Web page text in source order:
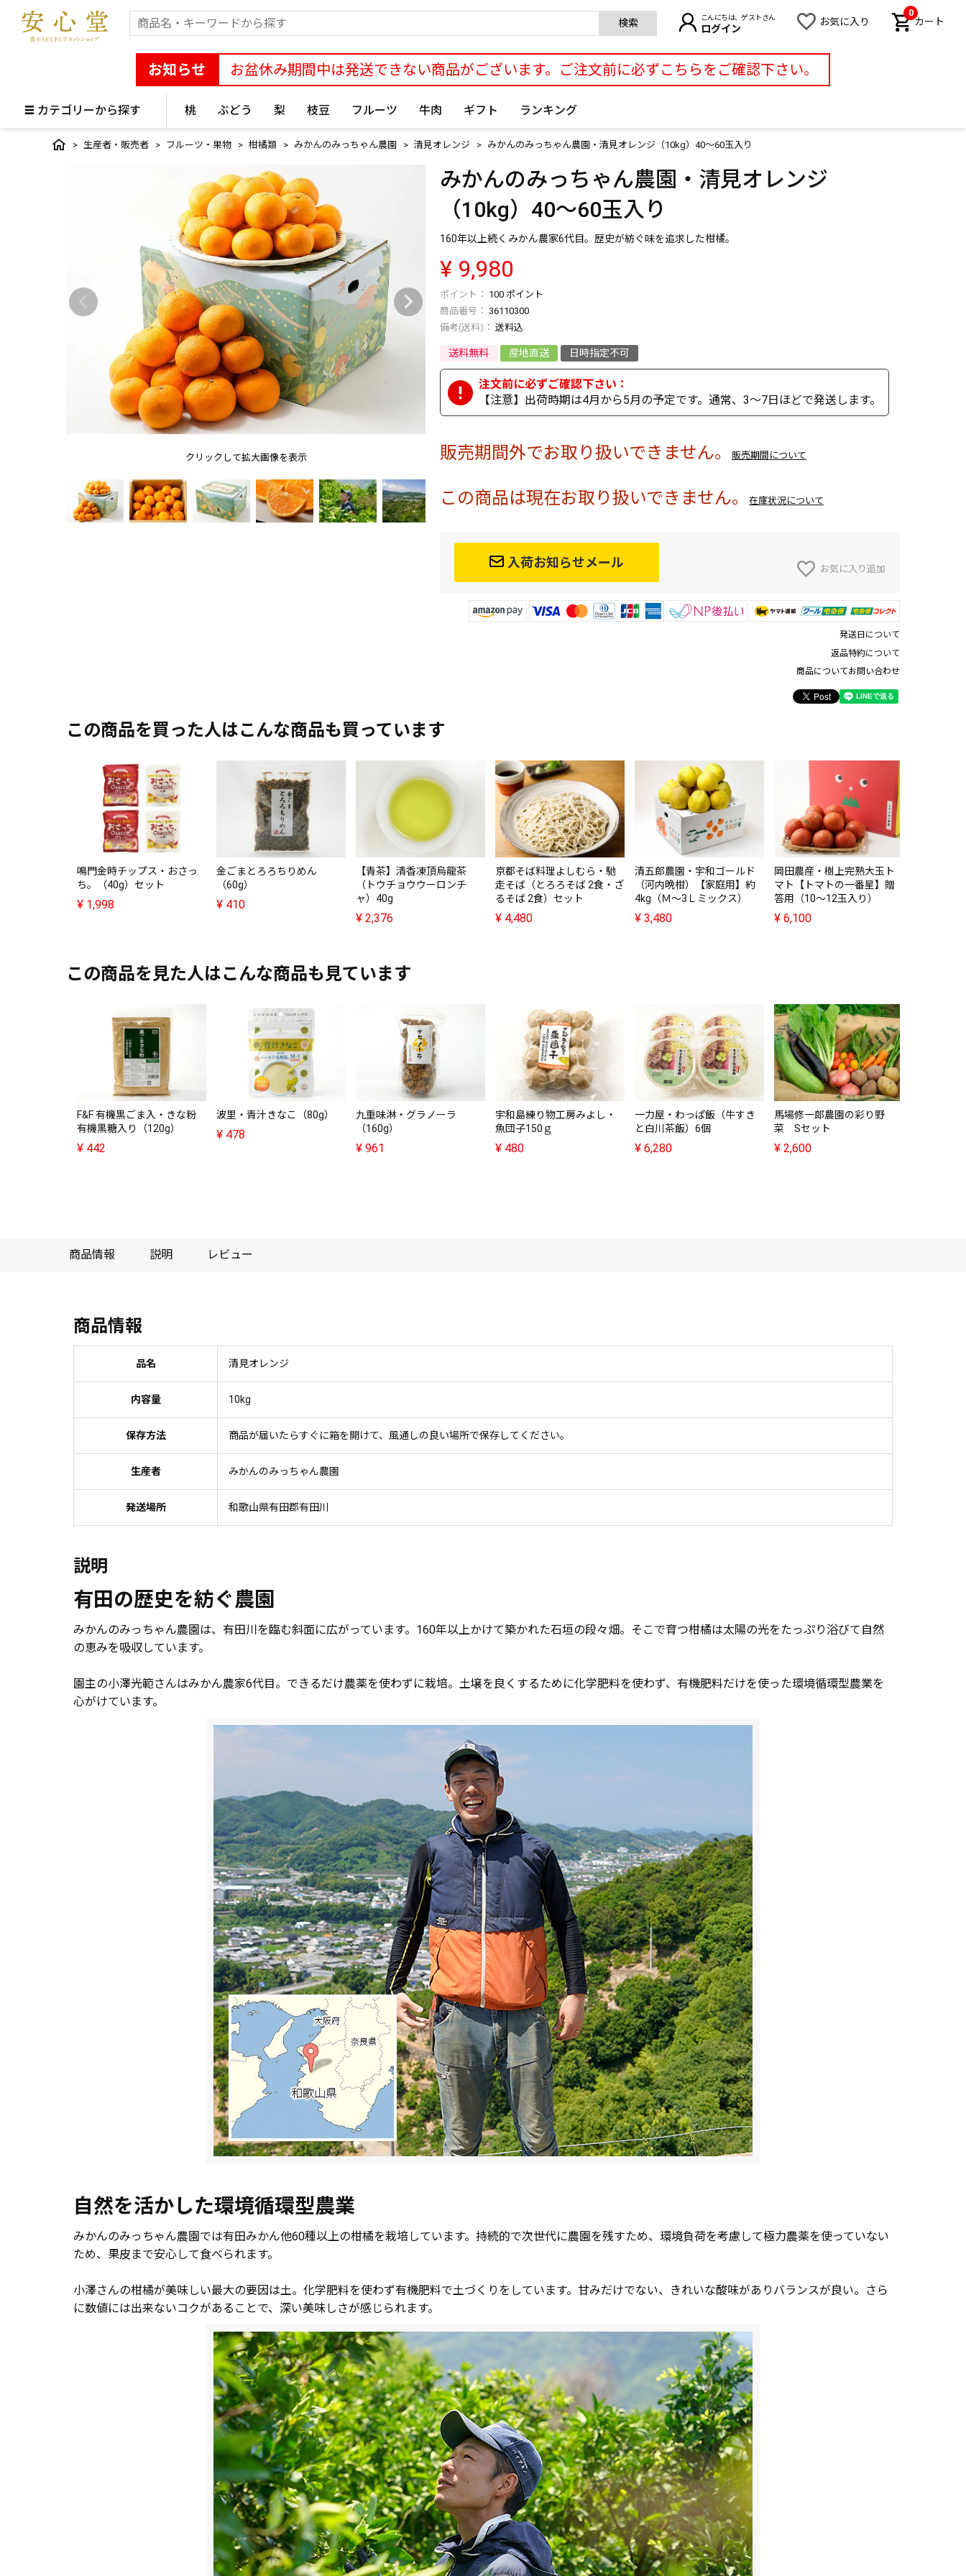
検索 こんにちは、ゲストさん
ログイン
お気に入り カート
0
お知らせ お盆休み期間中は発送できない商品がございます。ご注文前に必ずこちらをご確認下さい。
カテゴリーから探す 桃 ぶどう 梨 枝豆 フルーツ 牛肉 ギフト ランキング
生産者・販売者 フルーツ・果物 柑橘類 みかんのみっちゃん農園 清見オレンジ みかんのみっちゃん農園・清見オレンジ（10kg）40～60玉入り
クリックして拡大画像を表示
みかんのみっちゃん農園・清見オレンジ
（10kg）40～60玉入り
160年以上続くみかん農家6代目。歴史が紡ぐ味を追求した柑橘。
¥ 9,980
100 ポイント
商品番号
36110300
送料込
送料無料 産地直送 日時指定不可
【注意】出荷時期は4月から5月の予定です。通常、3～7日ほどで発送します。
販売期間外でお取り扱いできません。 販売期間について
この商品は現在お取り扱いできません。 在庫状況について
お気に入り追加
入荷お知らせメール
発送日について
返品特約について
商品についてお問い合わせ
この商品を買った人はこんな商品も買っています
鳴門金時チップス・おさっ
ち。（40g）セット
¥ 1,998
金ごまとろろちりめん
（60g）
¥ 410
【青茶】清香凍頂烏龍茶
（トウチョウウーロンチ
ャ）40g
¥ 2,376
京都そば料理よしむら・馳
走そば（とろろそば 2食・ざ
るそば 2食）セット
¥ 4,480
清五郎農園・宇和ゴールド
（河内晩柑）【家庭用】約
4kg（Ｍ～3Ｌミックス）
¥ 3,480
岡田農産・樹上完熟大玉ト
マト【トマトの一番星】贈
答用（10～12玉入り）
¥ 6,100
この商品を見た人はこんな商品も見ています
F&F 有機黒ごま入・きな粉
有機黒糖入り（120g）
¥ 442
波里・青汁きなこ（80g）
¥ 478
九重味淋・グラノーラ
（160g）
¥ 961
宇和島練り物工房みよし・
魚団子150ｇ
¥ 480
一力屋・わっぱ飯（牛すき
と白川茶飯）6個
¥ 6,280
馬場修一郎農園の彩り野
菜 Sセット
¥ 2,600
商品情報 説明 レビュー
商品情報
品名 清見オレンジ
内容量 10kg
保存方法 商品が届いたらすぐに箱を開けて、風通しの良い場所で保存してください。
生産者 みかんのみっちゃん農園
発送場所 和歌山県有田郡有田川
説明
有田の歴史を紡ぐ農園
みかんのみっちゃん農園は、有田川を臨む斜面に広がっています。160年以上かけて築かれた石垣の段々畑。そこで育つ柑橘は太陽の光をたっぷり浴びて自然
の恵みを吸収しています。
園主の小澤光範さんはみかん農家6代目。できるだけ農薬を使わずに栽培。土壌を良くするために化学肥料を使わず、有機肥料だけを使った環境循環型農業を
心がけています。
自然を活かした環境循環型農業
みかんのみっちゃん農園では有田みかん他60種以上の柑橘を栽培しています。持続的で次世代に農園を残すため、環境負荷を考慮して極力農薬を使っていない
ため、果皮まで安心して食べられます。
小澤さんの柑橘が美味しい最大の要因は土。化学肥料を使わず有機肥料で土づくりをしています。甘みだけでない、きれいな酸味がありバランスが良い。さら
に数値には出来ないコクがあることで、深い美味しさが感じられます。